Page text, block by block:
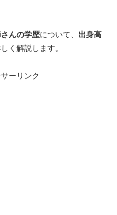
んの学歴について、 出身高
く解説します。
ーリンク